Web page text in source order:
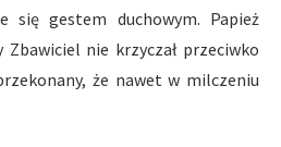
się gestem duchowym. Papież
Zbawiciel nie krzyczał przeciwko
że nawet w milczeniu